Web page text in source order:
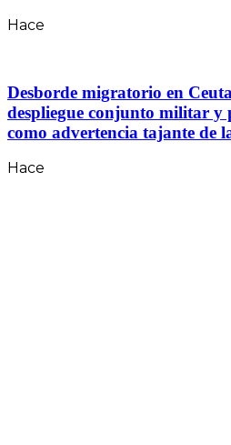
Hace
Desborde migratorio en
despliegue conjunto militar y
como advertencia tajante de
Hace